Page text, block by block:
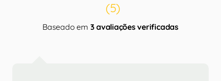
(5)
Baseado em 3 avaliações verificadas